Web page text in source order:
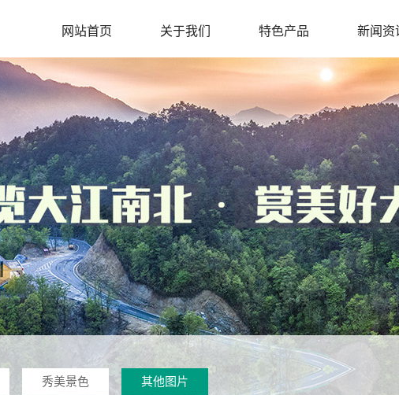
网站首页 关于我们 特色产品 新闻资
秀美景色 其他图片